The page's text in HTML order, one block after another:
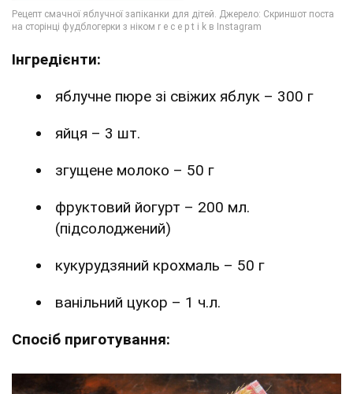
Інгредієнти:
яблучне пюре зі свіжих яблук – 300 г
яйця – 3 шт.
згущене молоко – 50 г
фруктовий йогурт – 200 мл.
(підсолоджений)
кукурудзяний крохмаль – 50 г
ванільний цукор – 1 ч.л.
Спосіб приготування: